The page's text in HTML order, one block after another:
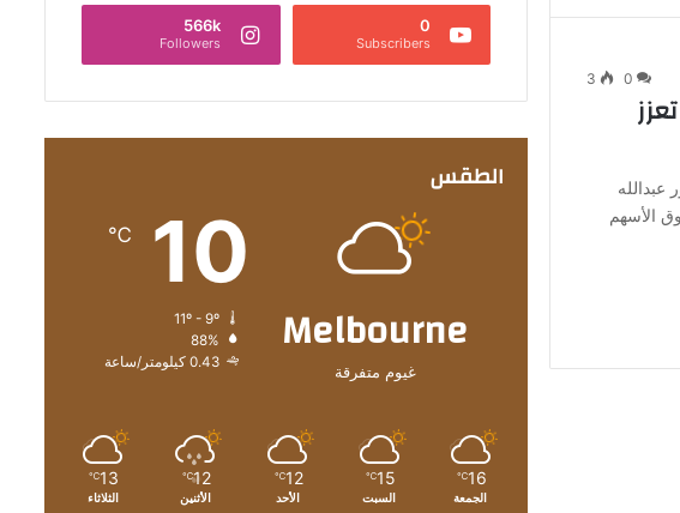
0
3
عبدالله
الأسهم
0
Subscribers
566k
Followers
الطقس
Melbourne
غيوم متفرقة
10
℃
88%
0.43 كيلومتر/ساعة
16
℃
الجمعة
15
℃
السبت
12
℃
الأحد
12
℃
الأثنين
13
℃
الثلاثاء